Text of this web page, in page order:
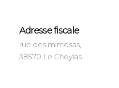
Adresse fiscale
rue des mimosas,
38570 Le Cheylas